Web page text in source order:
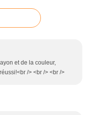
et de la couleur,
/> <br /> <br />